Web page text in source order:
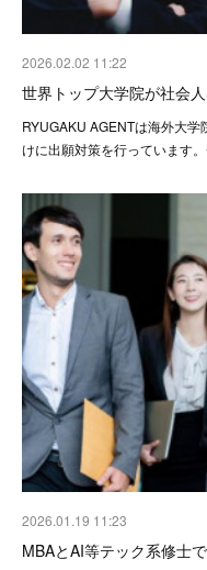
2026.02.02 11:22
世界トップ大学院が社会
RYUGAKU AGENTは海外大
けに出願対策を行っています
2026.01.19 11:23
MBAとAI等テック系修士